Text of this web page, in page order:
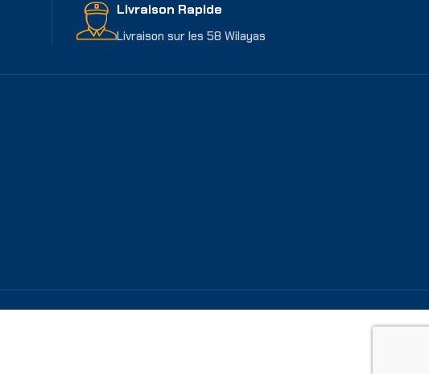
Livraison Rapide
Livraison sur les 58 Wilayas